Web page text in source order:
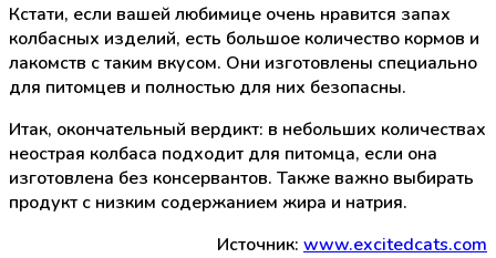
Кстати, если вашей любимице очень нравится запах
колбасных изделий, есть большое количество кормов и
лакомств с таким вкусом. Они изготовлены специально
для питомцев и полностью для них безопасны.
Итак, окончательный вердикт: в небольших количествах
неострая колбаса подходит для питомца, если она
изготовлена без консервантов. Также важно выбирать
продукт с низким содержанием жира и натрия.
Источник: www.excitedcats.com